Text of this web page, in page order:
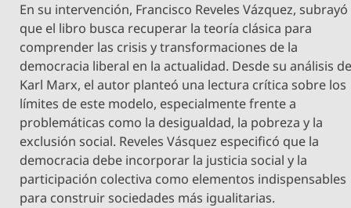
En su intervención, Francisco Reveles Vázquez, subrayó
que el libro busca recuperar la teoría clásica para
comprender las crisis y transformaciones de la
democracia liberal en la actualidad. Desde su análisis
Karl Marx, el autor planteó una lectura crítica sobre los
límites de este modelo, especialmente frente a
problemáticas como la desigualdad, la pobreza y la
exclusión social. Reveles Vásquez especificó que la
democracia debe incorporar la justicia social y la
participación colectiva como elementos indispensables
para construir sociedades más igualitarias.